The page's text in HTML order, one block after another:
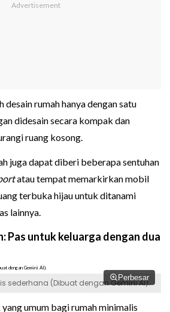
rumah hanya dengan satu
didesain secara kompak dan
ruang kosong.
juga dapat diberi beberapa sentuhan
atau tempat memarkirkan mobil
terbuka hijau untuk ditanami
lainnya.
Pas untuk keluarga dengan dua
Perbesar
sederhana (Dibuat dengan Gemini AI).
umum bagi rumah minimalis